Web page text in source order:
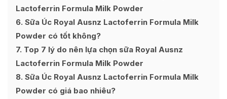
Lactoferrin Formula Milk Powder
6 Sữa Úc Royal Ausnz Lactoferrin Formula Milk
Powder có tốt không?
7 Top 7 lý do nên lựa chọn sữa Royal Ausnz
Lactoferrin Formula Milk Powder
8 Sữa Úc Royal Ausnz Lactoferrin Formula Milk
Powder có giá bao nhiêu?